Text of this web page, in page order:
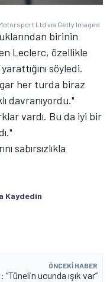
Ltd via Getty Images
birinin
Leclerc, özellikle
söyledi.
her turda biraz
davranıyordu."
vardı. Bu da iyi bir
sabırsızlıkla
Kaydedin
ÖNCEKI HABER
ucunda ışık var”